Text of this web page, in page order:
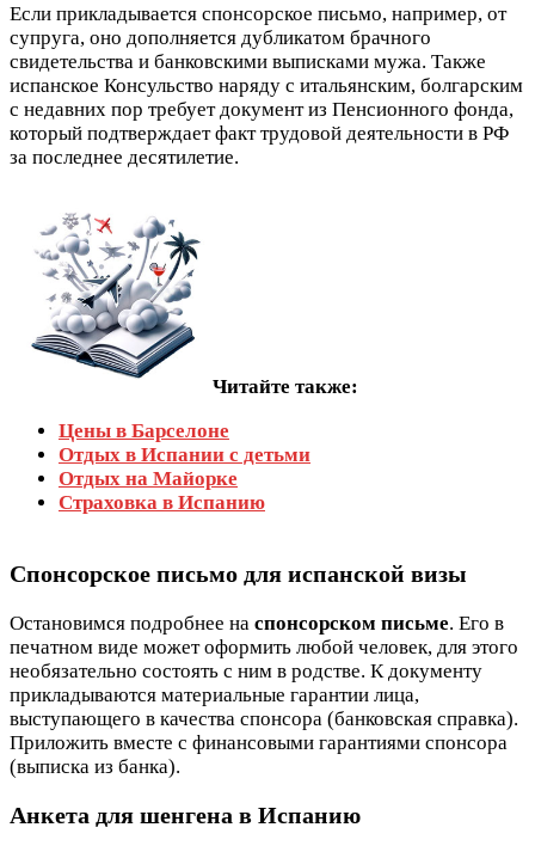
Если прикладывается спонсорское письмо, например, от
супруга, оно дополняется дубликатом брачного
свидетельства и банковскими выписками мужа. Также
испанское Консульство наряду с итальянским, болгарским
с недавних пор требует документ из Пенсионного фонда,
который подтверждает факт трудовой деятельности в РФ
за последнее десятилетие.
Читайте также:
Цены в Барселоне
Отдых в Испании с детьми
Отдых на Майорке
Страховка в Испанию
Спонсорское письмо для испанской визы
Остановимся подробнее на спонсорском письме. Его в
печатном виде может оформить любой человек, для этого
необязательно состоять с ним в родстве. К документу
прикладываются материальные гарантии лица,
выступающего в качества спонсора (банковская справка).
Приложить вместе с финансовыми гарантиями спонсора
(выписка из банка).
Анкета для шенгена в Испанию